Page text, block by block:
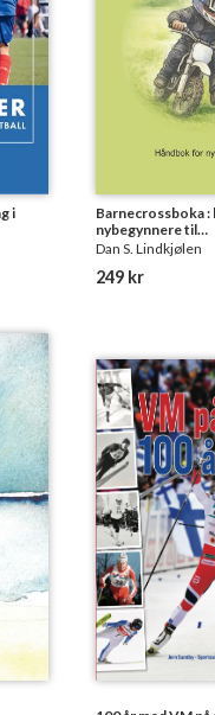
i
Barnecrossboka
nybegynnere til
motorsykkelidrett
Dan S. Lindkjølen
249 kr